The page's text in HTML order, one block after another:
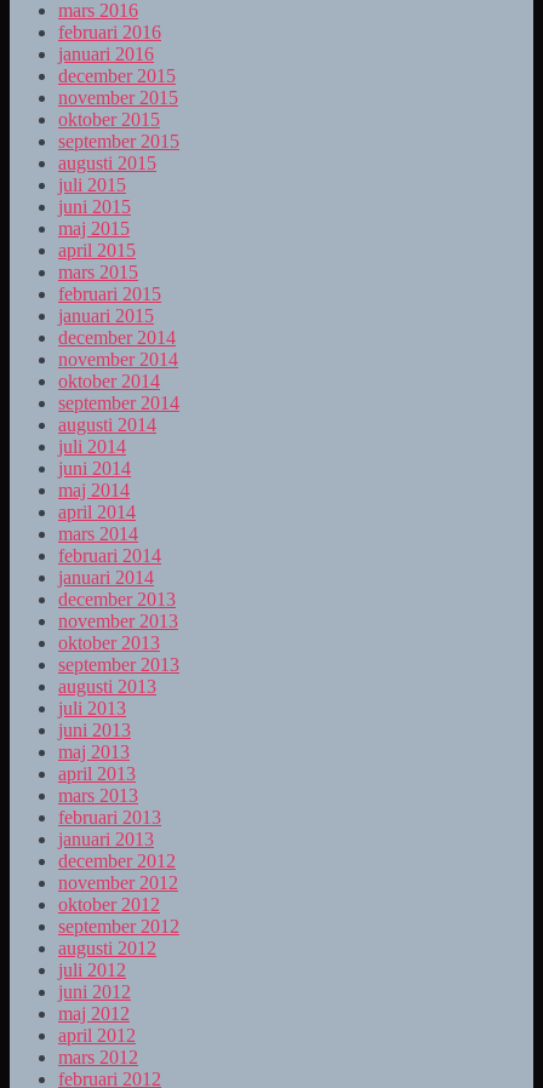
mars 2016
februari 2016
januari 2016
december 2015
november 2015
oktober 2015
september 2015
augusti 2015
juli 2015
juni 2015
maj 2015
april 2015
mars 2015
februari 2015
januari 2015
december 2014
november 2014
oktober 2014
september 2014
augusti 2014
juli 2014
juni 2014
maj 2014
april 2014
mars 2014
februari 2014
januari 2014
december 2013
november 2013
oktober 2013
september 2013
augusti 2013
juli 2013
juni 2013
maj 2013
april 2013
mars 2013
februari 2013
januari 2013
december 2012
november 2012
oktober 2012
september 2012
augusti 2012
juli 2012
juni 2012
maj 2012
april 2012
mars 2012
februari 2012